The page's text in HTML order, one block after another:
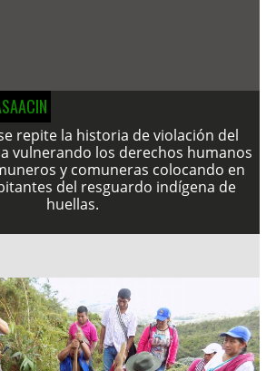
repite la historia de violación del
vulnerando los derechos humanos
y comuneras colocando en
del resguardo indígena de
huellas.